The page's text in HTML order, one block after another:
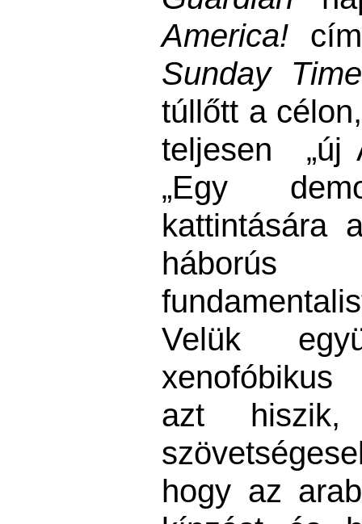
America!
Sunday
túllőtt a
teljesen „új
„Egy
kattintására
Velük
azt
hogy az